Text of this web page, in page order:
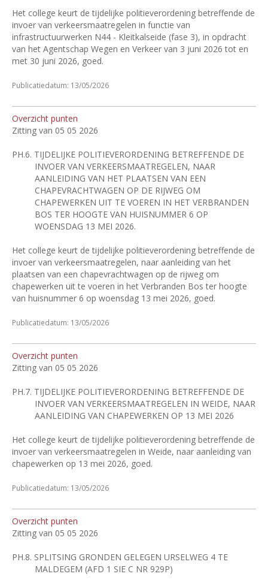
Het college keurt de tijdelijke politieverordening betreffende de
invoer van verkeersmaatregelen in functie van
infrastructuurwerken N44 - Kleitkalseide (fase 3), in opdracht
van het Agentschap Wegen en Verkeer van 3 juni 2026 tot en
met 30 juni 2026, goed.
Publicatiedatum: 13/05/2026
Overzicht punten
Zitting van 05 05 2026
PH.6. TIJDELIJKE POLITIEVERORDENING BETREFFENDE DE
INVOER VAN VERKEERSMAATREGELEN, NAAR
AANLEIDING VAN HET PLAATSEN VAN EEN
CHAPEVRACHTWAGEN OP DE RIJWEG OM
CHAPEWERKEN UIT TE VOEREN IN HET VERBRANDEN
BOS TER HOOGTE VAN HUISNUMMER 6 OP
WOENSDAG 13 MEI 2026.
Het college keurt de tijdelijke politieverordening betreffende de
invoer van verkeersmaatregelen, naar aanleiding van het
plaatsen van een chapevrachtwagen op de rijweg om
chapewerken uit te voeren in het Verbranden Bos ter hoogte
van huisnummer 6 op woensdag 13 mei 2026, goed.
Publicatiedatum: 13/05/2026
Overzicht punten
Zitting van 05 05 2026
PH.7. TIJDELIJKE POLITIEVERORDENING BETREFFENDE DE
INVOER VAN VERKEERSMAATREGELEN IN WEIDE, NAAR
AANLEIDING VAN CHAPEWERKEN OP 13 MEI 2026
Het college keurt de tijdelijke politieverordening betreffende de
invoer van verkeersmaatregelen in Weide, naar aanleiding van
chapewerken op 13 mei 2026, goed.
Publicatiedatum: 13/05/2026
Overzicht punten
Zitting van 05 05 2026
PH.8. SPLITSING GRONDEN GELEGEN URSELWEG 4 TE
MALDEGEM (AFD 1 SIE C NR 929P)